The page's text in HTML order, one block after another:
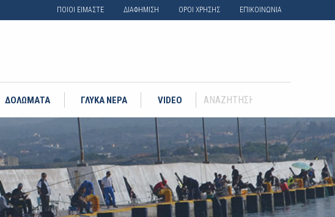
ΠΟΙΟΙ ΕΙΜΑΣΤΕ ΔΙΑΦΗΜΙΣΗ ΟΡΟΙ ΧΡΗΣΗΣ ΕΠΙΚΟΙΝΩΝΙΑ
ΔΟΛΩΜΑΤΑ ΓΛΥΚΑ ΝΕΡΑ VIDEO